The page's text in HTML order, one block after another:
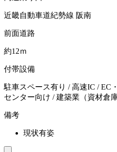
近畿自動車道紀勢線 阪南
前面道路
約12ｍ
付帯設備
駐車スペース有り / 高速IC / EC
センター向け / 建築業（資材倉
備考
現状有姿